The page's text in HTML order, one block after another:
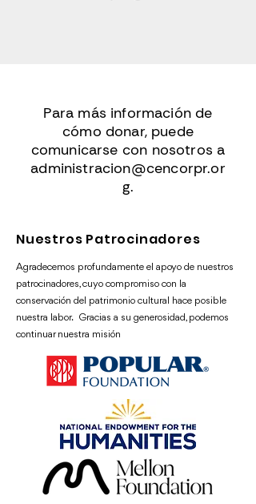
Para más información de
cómo donar, puede
comunicarse con nosotros a
administracion@cencorpr.or
g.
Nuestros Patrocinadores
Agradecemos profundamente el apoyo de nuestros
patrocinadores, cuyo compromiso con la
conservación del patrimonio cultural hace posible
nuestra labor. Gracias a su generosidad, podemos
continuar nuestra misión